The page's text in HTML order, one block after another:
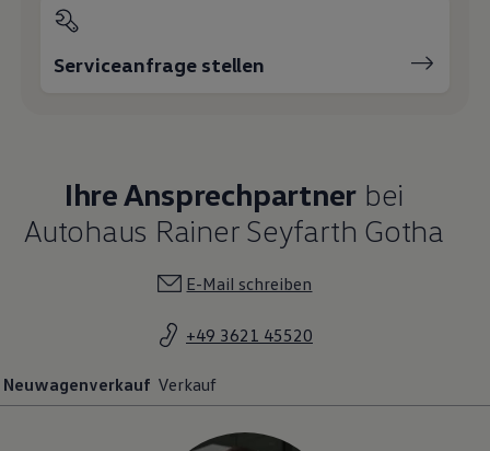
Serviceanfrage stellen
Ihre Ansprechpartner bei
Autohaus Rainer Seyfarth Gotha
E-Mail schreiben
+49 3621 45520
Neuwagenverkauf Verkauf